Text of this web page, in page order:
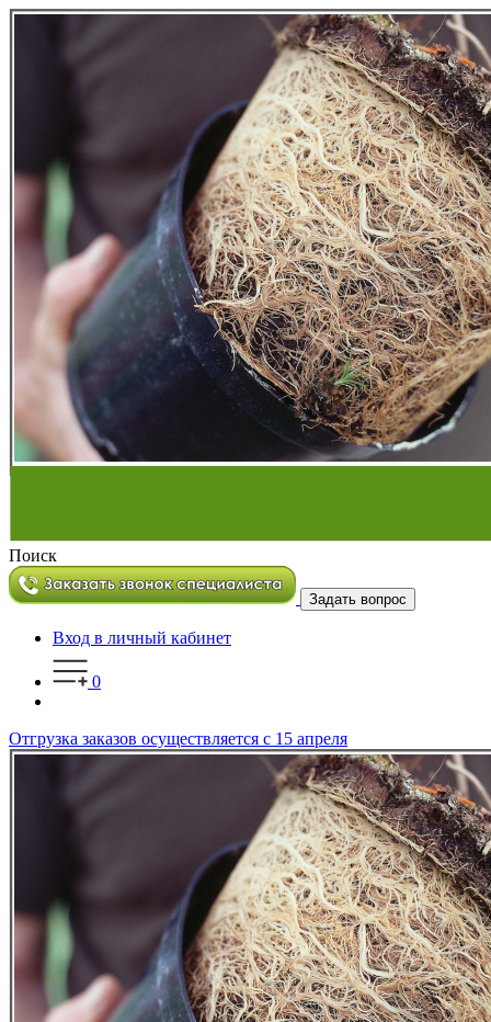
Поиск
Задать вопрос
Вход в личный кабинет
0
Отгрузка заказов осуществляется с 15 апреля